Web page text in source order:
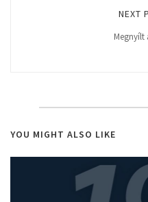
NEXT
Megnyílt
YOU MIGHT ALSO LIKE